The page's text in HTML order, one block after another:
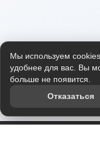
Мы используем
удобнее для вас. Вы
больше не появится.
Отказаться